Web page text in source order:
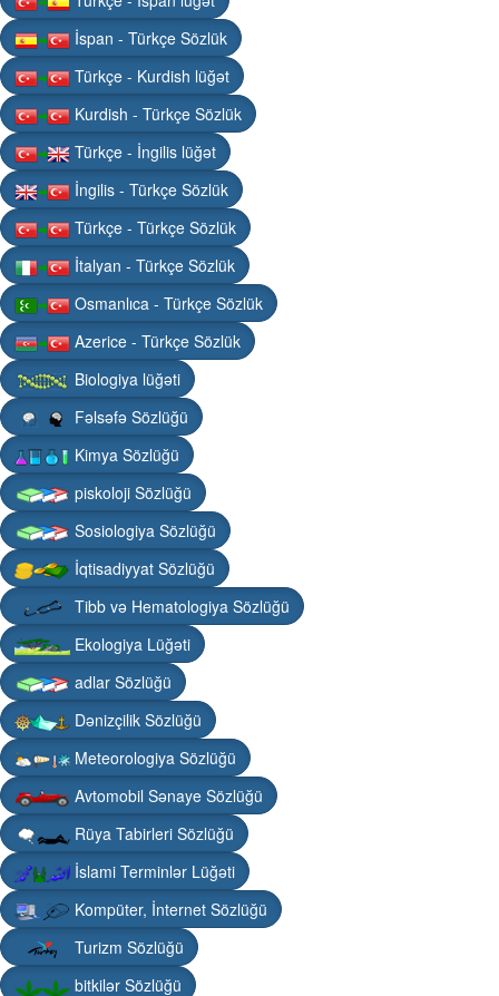
İspan - Türkçe Sözlük
Türkçe - Kurdish lüğət
Kurdish - Türkçe Sözlük
Türkçe - İngilis lüğət
İngilis - Türkçe Sözlük
Türkçe - Türkçe Sözlük
İtalyan - Türkçe Sözlük
Osmanlıca - Türkçe Sözlük
Azerice - Türkçe Sözlük
Biologiya lüğəti
Fəlsəfə Sözlüğü
Kimya Sözlüğü
piskoloji Sözlüğü
Sosiologiya Sözlüğü
İqtisadiyyat Sözlüğü
Tibb və Hematologiya Sözlüğü
Ekologiya Lüğəti
adlar Sözlüğü
Dənizçilik Sözlüğü
Meteorologiya Sözlüğü
Avtomobil Sənaye Sözlüğü
Rüya Tabirleri Sözlüğü
İslami Terminlər Lüğəti
Kompüter, İnternet Sözlüğü
Turizm Sözlüğü
bitkilər Sözlüğü